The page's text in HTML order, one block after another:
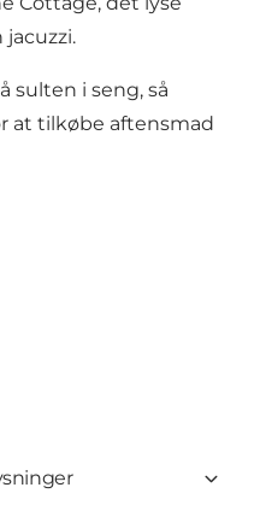
sulten i seng, så
at tilkøbe aftensmad